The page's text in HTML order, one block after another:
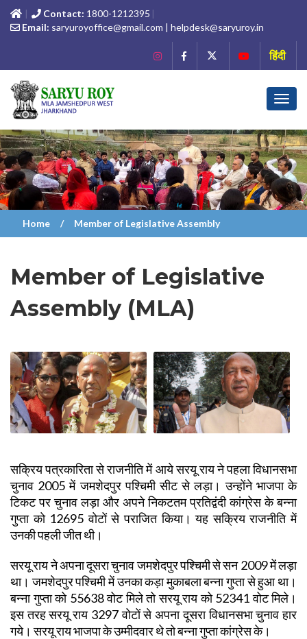
Contact: 1800-1212395
Email: saryuroyoffice@gmail.com | helpdesk@saryuroy.in
हिंदी
Home Member of Legislative Assembly
Member of Legislative
Assembly (MLA)
सक्रिय पत्रकारिता से राजनीति में आये सरयू राय ने पहला विधानसभा
चुनाव 2005 में जमशेदपुर पश्चिमी सीट से लड़ा। उन्होंने भाजपा के
टिकट पर चुनाव लड़ा और अपने निकटतम प्रतिद्वंदी कांग्रेस के बन्ना
गुप्ता को 12695 वोटों से पराजित किया। यह सक्रिय राजनीति में
उनकी पहली जीत थी।
सरयू राय ने अपना दूसरा चुनाव जमशेदपुर पश्चिमी से सन 2009 में लड़ा
था। जमशेदपुर पश्चिमी में उनका कड़ा मुकाबला बन्ना गुप्ता से हुआ था।
बन्ना गुप्ता को 55638 वोट मिले तो सरयू राय को 52341 वोट मिले।
इस तरह सरयू राय 3297 वोटों से अपना दूसरा विधानसभा चुनाव हार
गये। सरयू राय भाजपा के उम्मीदवार थे तो बन्ना गुप्ता कांग्रेस के।